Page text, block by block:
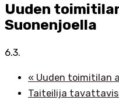
Uuden
Suonenjoella
6.3.
« Uuden toimitilan
Taiteilija